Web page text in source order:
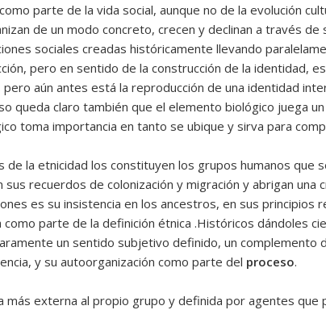
parte de la vida social, aunque no de la evolución
de un modo concreto, crecen y declinan a través
sociales creadas históricamente llevando
pero en sentido de la construcción de la identidad,
aún antes está la reproducción de una identidad
queda claro también que el elemento biológico juega
toma importancia en tanto se ubique y sirva para
de la etnicidad los constituyen los grupos humanos
recuerdos de colonización y migración y abrigan una
es su insistencia en los ancestros, en sus principios
como parte de la definición étnica .Históricos dándoles
un sentido subjetivo definido, un
y su autoorganización como parte del proceso.
más externa al propio grupo y definida por agentes